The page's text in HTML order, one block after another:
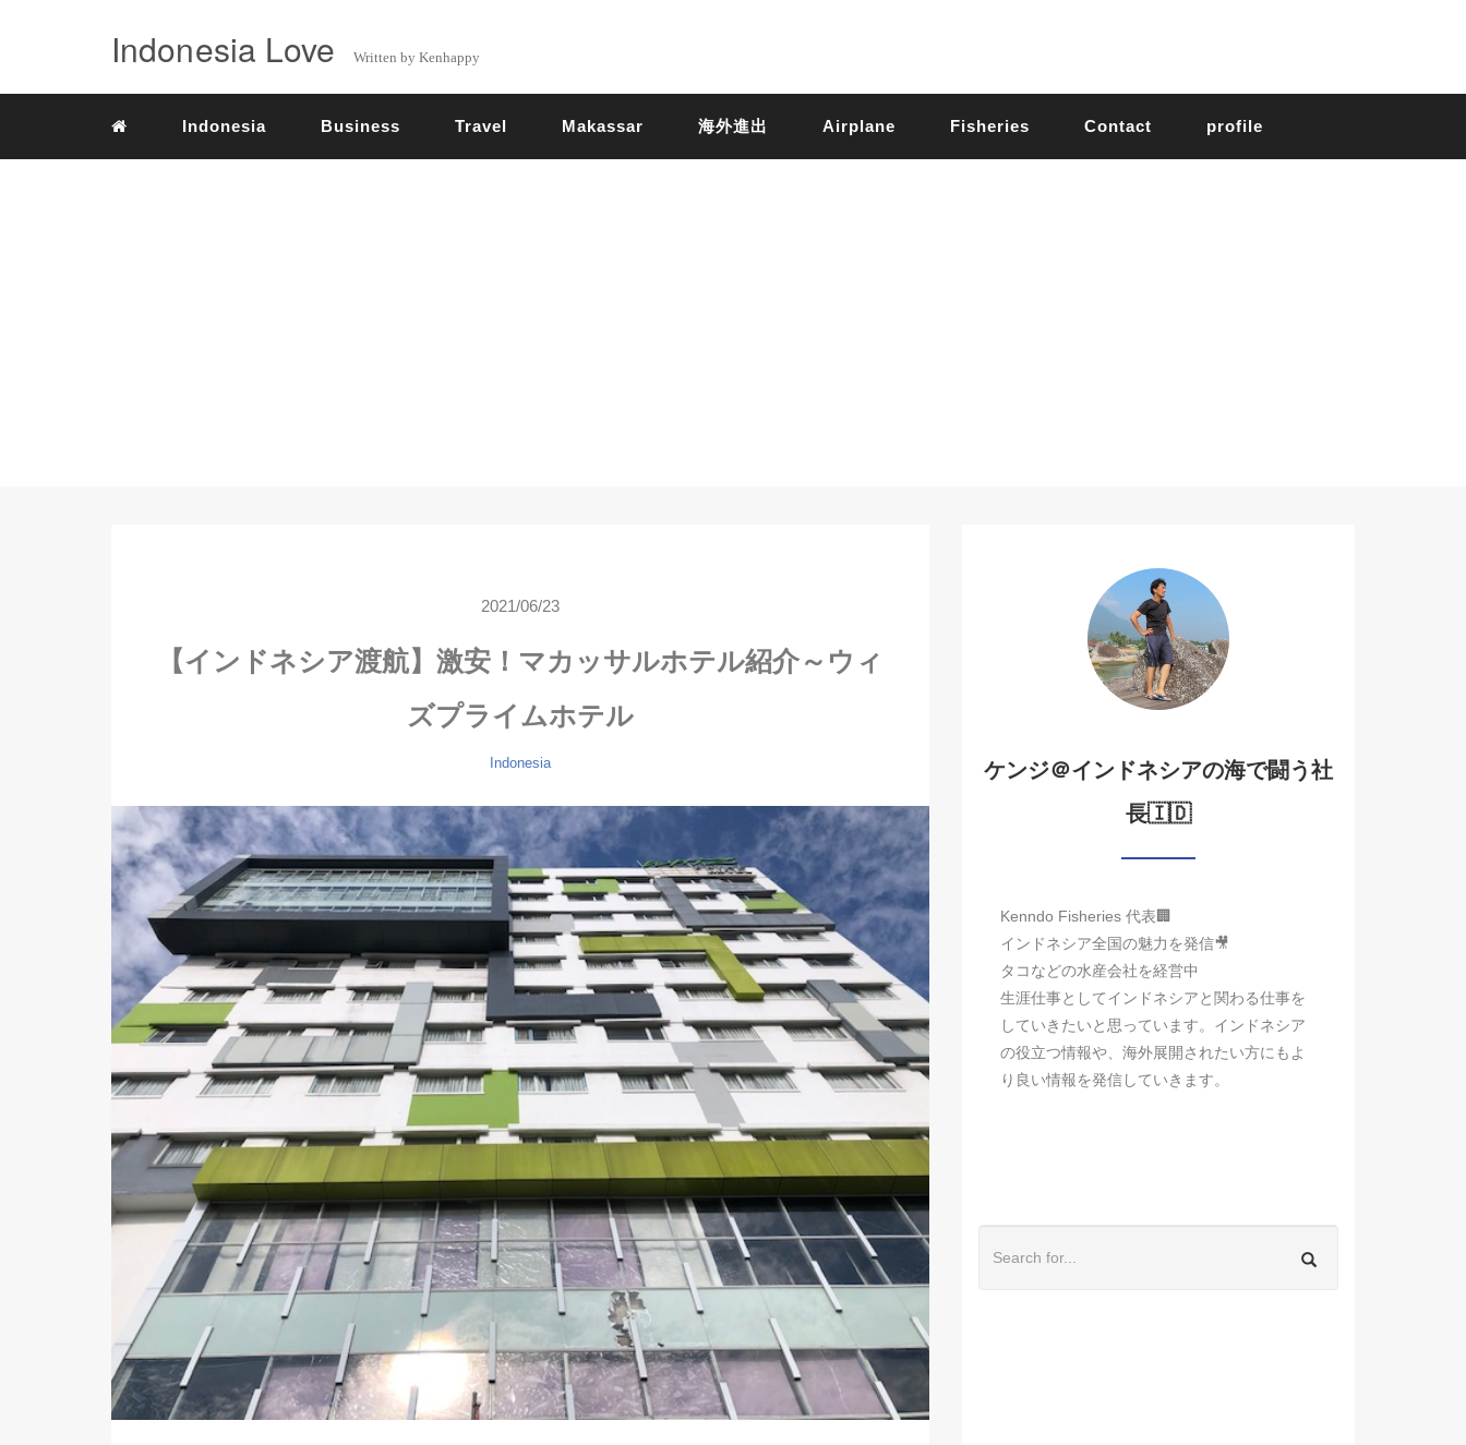
Indonesia Love Written by Kenhappy
Indonesia Business Travel Makassar 海外進出 Airplane Fisheries Contact profile
2021/06/23
【インドネシア渡航】激安！マカッサルホテル紹介～ウィ
ズプライムホテル
Indonesia
ケンジ＠インドネシアの海で闘う社
長🇮🇩
Kenndo Fisheries 代表🏢
インドネシア全国の魅力を発信🎥
タコなどの水産会社を経営中
生涯仕事としてインドネシアと関わる仕事を
していきたいと思っています。インドネシア
の役立つ情報や、海外展開されたい方にもよ
り良い情報を発信していきます。